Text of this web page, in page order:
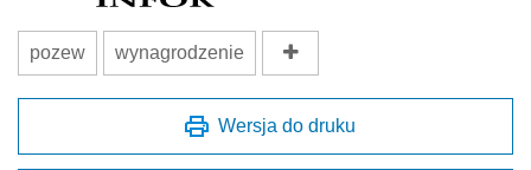
pozew wynagrodzenie
Wersja do druku